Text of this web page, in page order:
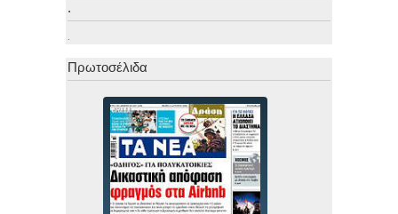
.
.
Πρωτοσέλιδα